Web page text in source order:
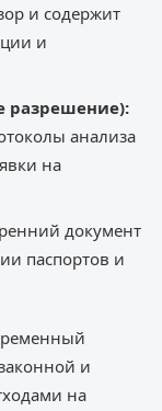
и содержит
и
разрешение):
анализа
на
документ
паспортов и
и
на